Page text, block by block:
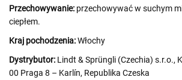
Przechowywanie: przechowywać w suchym
ciepłem.
Kraj pochodzenia:Włochy
Dystrybutor: Lindt & Sprüngli (Czechia) s.r.o.,
00 Praga 8 – Karlín, Republika Czeska